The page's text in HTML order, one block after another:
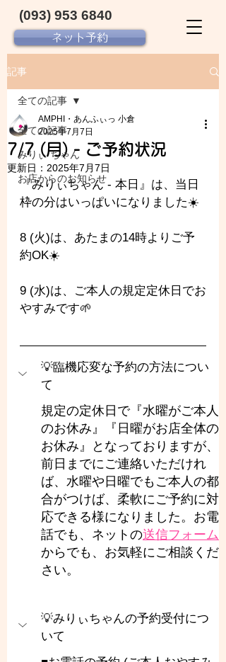
ネット予約
(093) 953 6840‬
記事
全ての記事
みりぃ ちゃん
お店からのお知らせ
全ての記事
7/7 (月) - ご予約状況
AMPHI・あんふぃっ 小倉
2025年7月7日
更新日： 2025年7月7日
『みりぃちゃん - 本日』は、当日
枠の分はいっぱいになりました☀️
8 (火)は、あたまの14時よりご予
約OK☀️
9 (水)は、ご本人の規定定休日でお
やすみです🌱
💡臨機応変な予約の方法につい
て
規定の定休日で『水曜がご本人
のお休み』『日曜がお店全体の
お休み』となっておりますが、
前日までにご連絡いただけれ
ば、水曜や日曜でもご本人の都
合がつけば、柔軟にご予約に対
応できる様になりました。お電
話でも、ネットの送信フォーム
からでも、お気軽にご相談くだ
さい。
💡みりぃちゃんの予約受付につ
いて